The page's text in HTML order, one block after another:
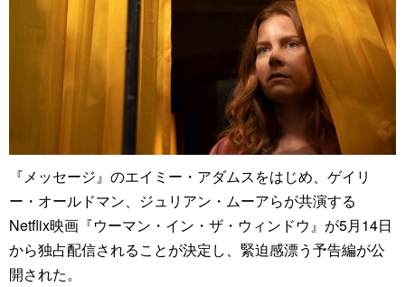
『メッセージ』のエイミー・アダムスをはじめ、ゲイリ
ー・オールドマン、ジュリアン・ムーアらが共演する
Netflix映画『ウーマン・イン・ザ・ウィンドウ』が5月14日
から独占配信されることが決定し、緊迫感漂う予告編が公
開された。